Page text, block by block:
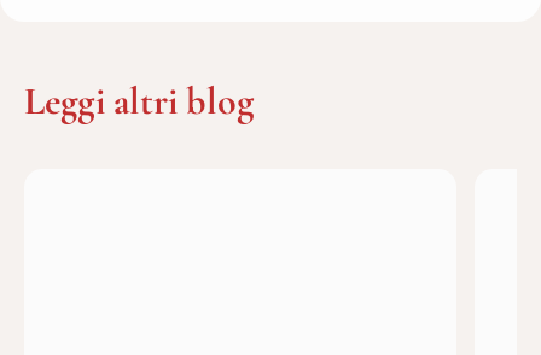
Leggi altri blog